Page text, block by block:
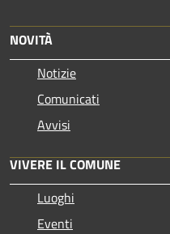
NOVITÀ
Notizie
Comunicati
Avvisi
VIVERE IL COMUNE
Luoghi
Eventi